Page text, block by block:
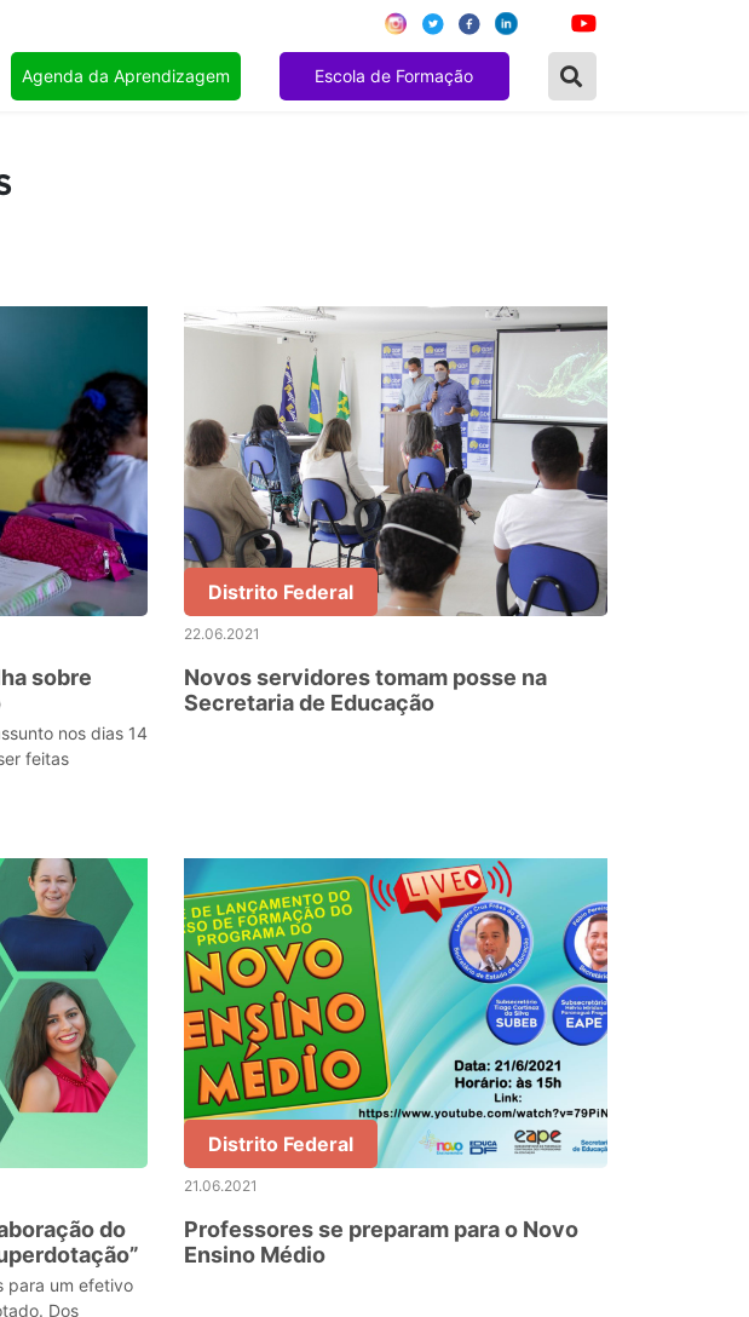
Agenda da Aprendizagem Escola de Formação
sobre
nos dias 14
feitas
Distrito Federal
22.06.2021
Novos servidores tomam posse na
Secretaria de Educação
do
para um efetivo
Dos
Distrito Federal
21.06.2021
Professores se preparam para o Novo
Ensino Médio